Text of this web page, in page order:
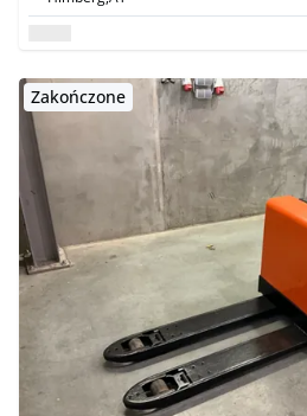
Zakończone